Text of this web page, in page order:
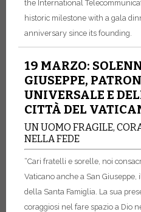
the International
historic milestone with a gala
anniversary since its founding.
19 MARZO:
GIUSEPPE,
UNIVERSALE E
CITTÀ DEL
UN UOMO FRAGILE,
NELLA FEDE
“Cari fratelli e sorelle, noi
Vaticano anche a San Giuseppe,
della Santa Famiglia. La sua
coraggiosi nel fare spazio a Dio